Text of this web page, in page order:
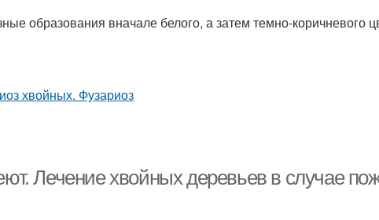
образо­вания вначале белого, а затем темно-коричневого
Лечение хвойных деревьев в случае